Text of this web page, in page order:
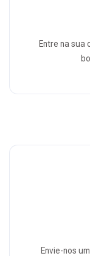
Entre na sua
Envie-nos